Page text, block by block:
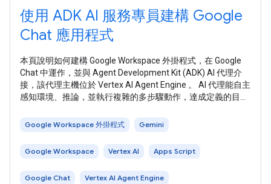
使用 ADK AI 服務專員建構 Google
Chat 應用程式
本頁說明如何建構 Google Workspace 外掛程式，在 Google
Chat 中運作，並與 Agent Development Kit (ADK) AI 代理介
接，該代理主機位於 Vertex AI Agent Engine 。 AI 代理能自主
感知環境、推論，並執行複雜的多步驟動作，達成定義的目
，該範例會使用 Gemini 和 Google 搜尋基礎，評論及修正事
Google Workspace 外掛程式 Gemini
Google Workspace Vertex AI Apps Script
Google Chat Vertex AI Agent Engine